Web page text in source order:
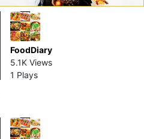
FoodDiary
5.1K Views
1 Plays